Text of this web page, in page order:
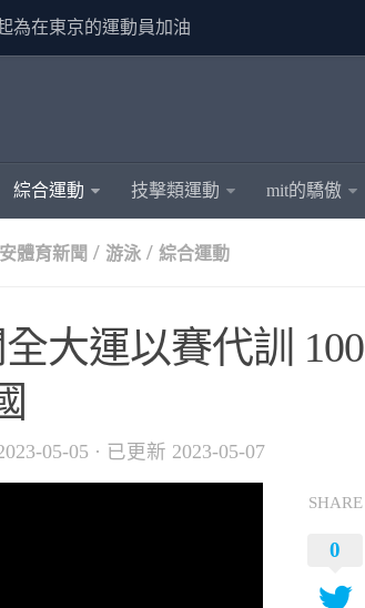
為在東京的運動員加油
綜合運動 技擊類運動 mit的驕傲
體育新聞 / 游泳 / 綜合運動
大運以賽代訓 100
05-05 · 已更新 2023-05-07
SHARE
0